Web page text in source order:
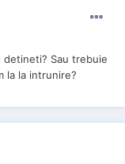
Sau trebuie
la la intrunire?